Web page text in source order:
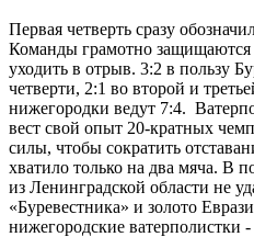
Первая четверть сразу
Команды грамотно защищаются
уходить в отрыв. 3:2 в пользу
четверти, 2:1 во второй и
нижегородки ведут 7:4.
вест свой опыт 20-кратных
силы, чтобы сократить
хватило только на два мяча. В
из Ленинградской области не
«Буревестника» и золото
нижегородские ватерполистки -